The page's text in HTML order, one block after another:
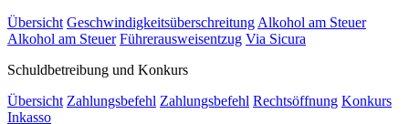
Übersicht Geschwindigkeitsüberschreitung Alkohol am Steuer
Alkohol am Steuer Führerausweisentzug Via Sicura
Schuldbetreibung und Konkurs
Übersicht Zahlungsbefehl Zahlungsbefehl Rechtsöffnung Konkurs
Inkasso